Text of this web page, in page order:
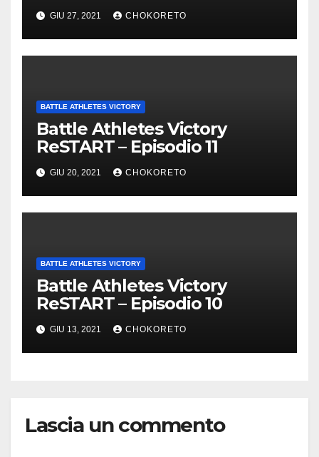
GIU 27, 2021 CHOKORETO
BATTLE ATHLETES VICTORY
Battle Athletes Victory
ReSTART – Episodio 11
GIU 20, 2021 CHOKORETO
BATTLE ATHLETES VICTORY
Battle Athletes Victory
ReSTART – Episodio 10
GIU 13, 2021 CHOKORETO
Lascia un commento